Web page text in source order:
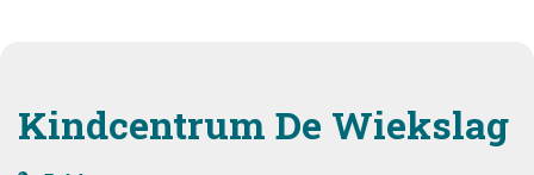
Kindcentrum De Wiekslag